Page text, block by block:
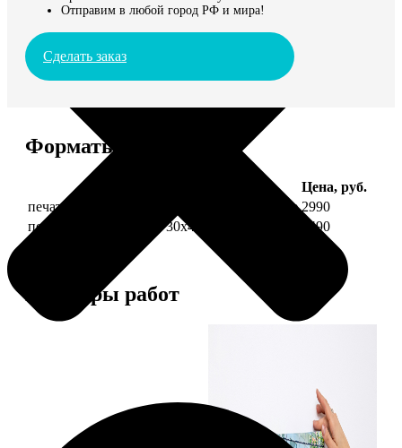
Отправим в любой город РФ и мира!
Сделать заказ
Форматы и цены
Цена, руб.
печать фото на холсте 30х40 на подрамнике 2990
печать фото на холсте 30х40 в раме
5490
Примеры работ